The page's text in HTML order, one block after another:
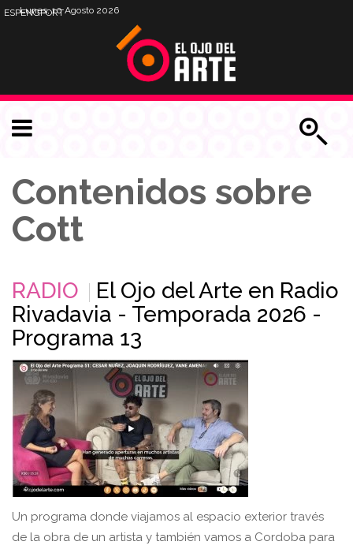
Lunes, 10 Agosto 2026
ESPENGPORT
Contenidos sobre
Cott
RADIO
El Ojo del Arte en Radio
Rivadavia - Temporada 2026 -
Programa 13
Un programa donde viajamos al espacio exterior través
de la obra de un artista y también vamos a Cordoba para